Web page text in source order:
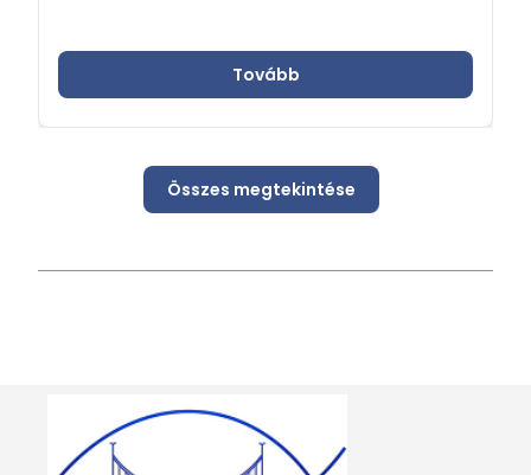
Tovább
Összes megtekintése